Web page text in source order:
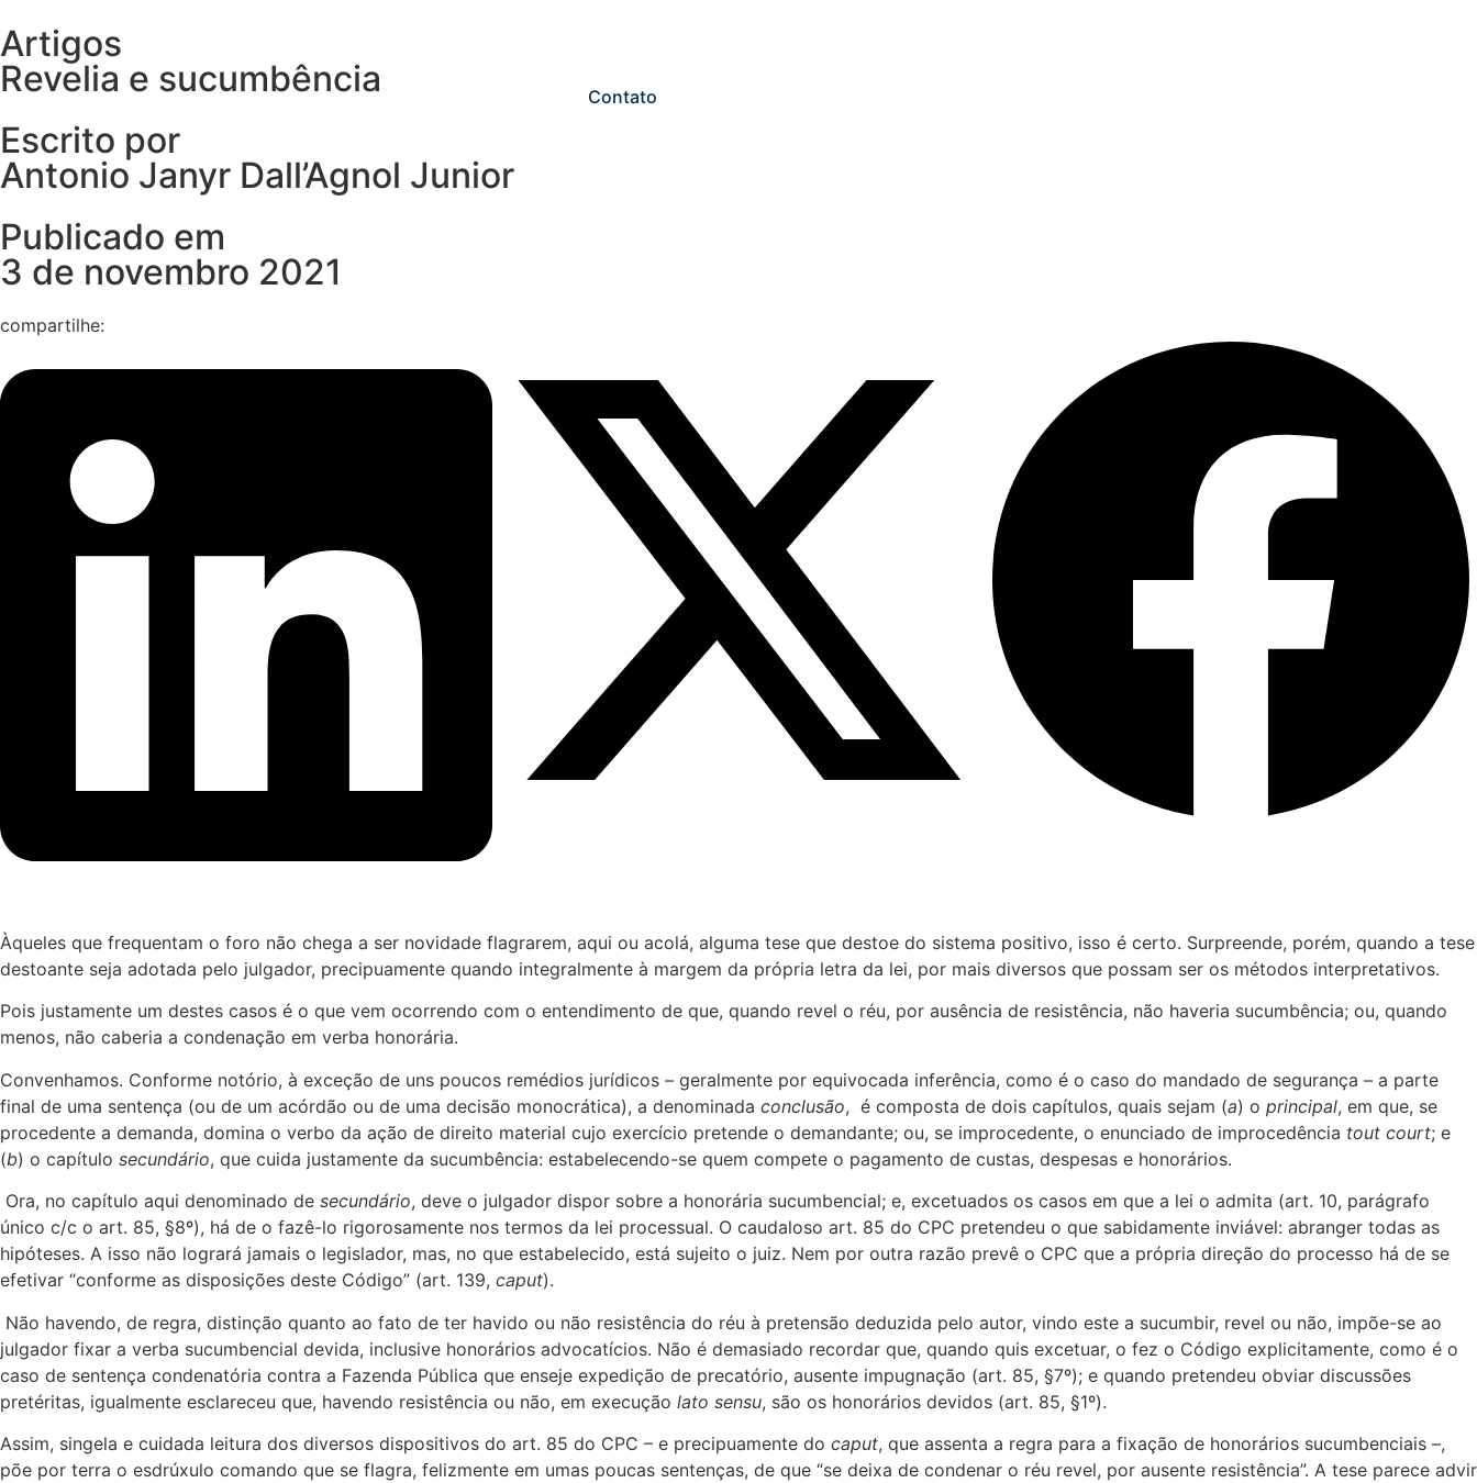
Início Sobre Nós Especializações Equipe Contato
Artigos
Revelia e sucumbência
Escrito por
Antonio Janyr Dall’Agnol Junior
Publicado em
3 de novembro 2021
compartilhe:
Àqueles que frequentam o foro não chega a ser novidade flagrarem, aqui ou acolá, alguma tese que destoe do sistema positivo, isso é certo. Surpreende, porém, quando a tese
destoante seja adotada pelo julgador, precipuamente quando integralmente à margem da própria letra da lei, por mais diversos que possam ser os métodos interpretativos.
Pois justamente um destes casos é o que vem ocorrendo com o entendimento de que, quando revel o réu, por ausência de resistência, não haveria sucumbência; ou, quando
menos, não caberia a condenação em verba honorária.
Convenhamos. Conforme notório, à exceção de uns poucos remédios jurídicos – geralmente por equivocada inferência, como é o caso do mandado de segurança – a parte
final de uma sentença (ou de um acórdão ou de uma decisão monocrática), a denominada conclusão, é composta de dois capítulos, quais sejam (a) o principal, em que, se
procedente a demanda, domina o verbo da ação de direito material cujo exercício pretende o demandante; ou, se improcedente, o enunciado de improcedência tout court; e
(b) o capítulo secundário, que cuida justamente da sucumbência: estabelecendo-se quem compete o pagamento de custas, despesas e honorários.
Ora, no capítulo aqui denominado de secundário, deve o julgador dispor sobre a honorária sucumbencial; e, excetuados os casos em que a lei o admita (art. 10, parágrafo
único c/c o art. 85, §8º), há de o fazê-lo rigorosamente nos termos da lei processual. O caudaloso art. 85 do CPC pretendeu o que sabidamente inviável: abranger todas as
hipóteses. A isso não logrará jamais o legislador, mas, no que estabelecido, está sujeito o juiz. Nem por outra razão prevê o CPC que a própria direção do processo há de se
efetivar “conforme as disposições deste Código” (art. 139, caput).
Não havendo, de regra, distinção quanto ao fato de ter havido ou não resistência do réu à pretensão deduzida pelo autor, vindo este a sucumbir, revel ou não, impõe-se ao
julgador fixar a verba sucumbencial devida, inclusive honorários advocatícios. Não é demasiado recordar que, quando quis excetuar, o fez o Código explicitamente, como é o
caso de sentença condenatória contra a Fazenda Pública que enseje expedição de precatório, ausente impugnação (art. 85, §7º); e quando pretendeu obviar discussões
pretéritas, igualmente esclareceu que, havendo resistência ou não, em execução lato sensu, são os honorários devidos (art. 85, §1º).
Assim, singela e cuidada leitura dos diversos dispositivos do art. 85 do CPC – e precipuamente do caput, que assenta a regra para a fixação de honorários sucumbenciais –,
põe por terra o esdrúxulo comando que se flagra, felizmente em umas poucas sentenças, de que “se deixa de condenar o réu revel, por ausente resistência”. A tese parece advir